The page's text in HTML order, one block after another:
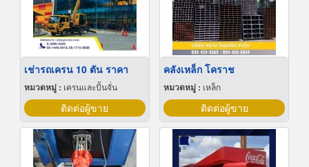
เช่ารถเครน 10 ตัน ราคา
หมวดหมู่ : เครนและปั้นจั่น
ติดต่อผู้ขาย
คลังเหล็ก โคราช
หมวดหมู่ : เหล็ก
ติดต่อผู้ขาย